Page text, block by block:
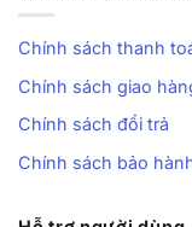
Chính sách thanh
Chính sách giao
Chính sách đổi trả
Chính sách bảo